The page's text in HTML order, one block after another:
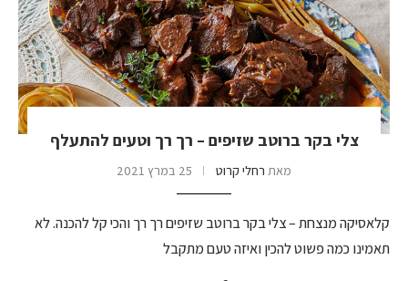
צלי בקר ברוטב שזיפים – רך רך וטעים להתעלף
מאת רחלי קרוט 25 במרץ 2021
קלאסיקה מנצחת – צלי בקר ברוטב שזיפים רך רך והכי קל להכנה. לא
תאמינו כמה פשוט להכין ואיזה טעם מתקבל